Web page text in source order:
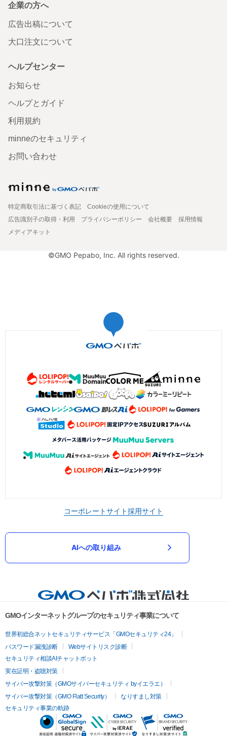
企業の方へ
広告出稿について
大口注文について
ヘルプセンター
お知らせ
ヘルプとガイド
利用規約
minneのセキュリティ
お問い合わせ
特定商取引法に基づく表記
Cookieの使用について
広告識別子の取得・利用
プライバシーポリシー 会社概要
採用情報
メディアキット
©GMO Pepabo, Inc. All rights reserved.
コーポレートサイト採用サイト
AIへの取り組み
GMOインターネットグループのセキュリティ事業について
世界初総合ネットセキュリティサービス「GMOセキュリティ24」
パスワード漏洩診断
Webサイトリスク診断
セキュリティ相談AIチャットボット
実在証明・盗聴対策
サイバー攻撃対策（GMOサイバーセキュリティ byイエラエ）
サイバー攻撃対策（GMO Flatt Security）
なりすまし対策
セキュリティ事業の軌跡